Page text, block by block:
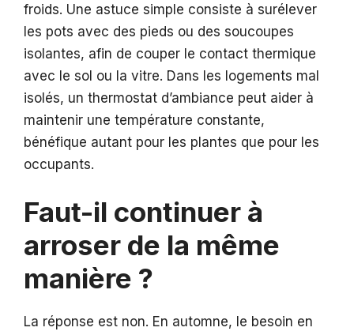
froids. Une astuce simple consiste à surélever
les pots avec des pieds ou des soucoupes
isolantes, afin de couper le contact thermique
avec le sol ou la vitre. Dans les logements mal
isolés, un thermostat d’ambiance peut aider à
maintenir une température constante,
bénéfique autant pour les plantes que pour les
occupants.
Faut-il continuer à
arroser de la même
manière ?
La réponse est non. En automne, le besoin en